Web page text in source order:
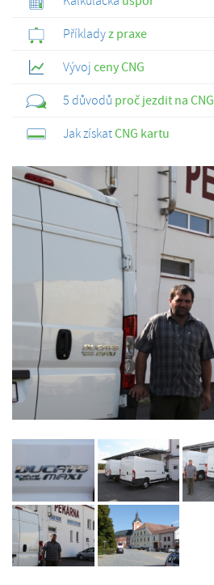
Příkladyz praxe
Vývoj ceny CNG
5 důvodů proč jezdit na CNG
Jak získatCNG kartu